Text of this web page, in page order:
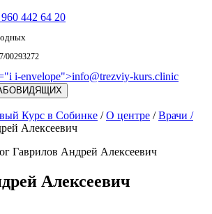
442 64 20
00293272
i-envelope">info@trezviy-kurs.clinic
Курс в Собинке /О центре /Врачи /
Алексеевич
Алексеевич